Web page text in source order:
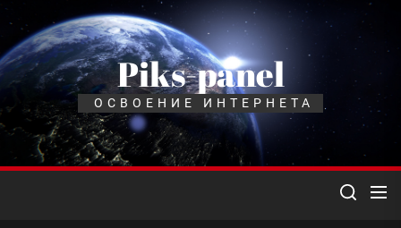
Перейти
содержимому
Piks-panel
ОСВОЕНИЕ ИНТЕРНЕТА